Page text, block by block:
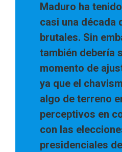
Maduro ha
casi una década
brutales. Sin
también debería
momento de
ya que el
algo de terreno
perceptivos en
con las
presidenciales